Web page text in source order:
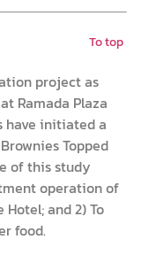
To top
project as
Ramada Plaza
have initiated a
Topped
of this study
operation of
and 2) To
food.